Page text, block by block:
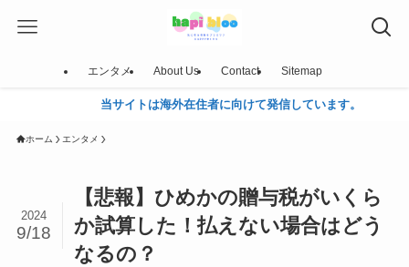
エンタメ About Us Contact Sitemap
トは海外在住者に向けて発信しています。
ホーム エンタメ
【悲報】ひめかの贈与税がいくら
か試算した！払えない場合はどう
なるの？
2024
9/18